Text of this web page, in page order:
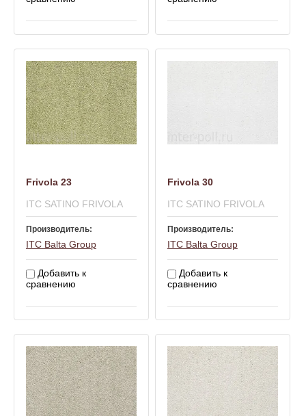
Frivola 23
ITC SATINO FRIVOLA
Производитель:
ITC Balta Group
Добавить к
сравнению
Frivola 30
ITC SATINO FRIVOLA
Производитель:
ITC Balta Group
Добавить к
сравнению